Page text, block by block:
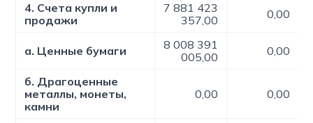
4. Счета купли и
продажи
7 881 423
357,00
0,00
а. Ценные бумаги
8 008 391
005,00
0,00
б. Драгоценные
металлы, монеты,
камни
0,00 0,00